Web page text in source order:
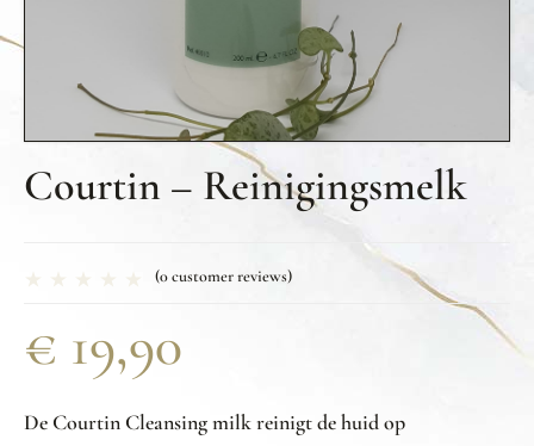
Courtin – Reinigingsmelk
(0customer reviews)
€ 19,90
De Courtin Cleansing milk reinigt de huid op